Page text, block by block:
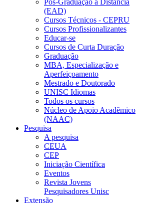
Pós-Graduação a Distância
(EAD)
Cursos Técnicos - CEPRU
Cursos Profissionalizantes
Educar-se
Cursos de Curta Duração
Graduação
MBA, Especialização e
Aperfeiçoamento
Mestrado e Doutorado
UNISC Idiomas
Todos os cursos
Núcleo de Apoio Acadêmico
(NAAC)
Pesquisa
A pesquisa
CEUA
CEP
Iniciação Científica
Eventos
Revista Jovens
Pesquisadores Unisc
Extensão